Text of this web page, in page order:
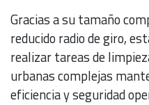
Gracias a su tamaño
reducido radio de giro,
realizar tareas de
urbanas complejas
eficiencia y seguridad